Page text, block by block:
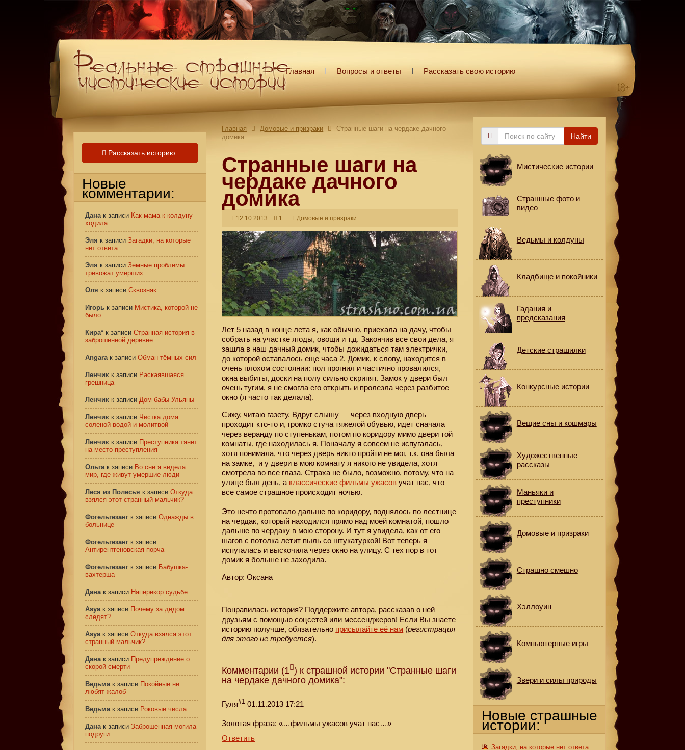
Главная Вопросы и ответы Рассказать свою историю
Главная Домовые и призраки
Странные шаги на чердаке дачного
домика
Странные шаги на
чердаке дачного
домика
12.10.2013 1 Домовые и призраки
Лет 5 назад в конце лета я, как обычно, приехала на дачу, чтобы
собрать на участке ягоды, овощи и т.д. Закончив все свои дела, я
зашла в наш дачный домик, чтобы дожидаться там электрички,
до которой оставалось еще часа 2. Домик, к слову, находится в
очень плохом состоянии: пол прогнил и частично провалился,
окна выбиты, доски на полу сильно скрипят. Замок у двери был
очень тугим, я не смогла его открыть и пролезла через разбитое
окно (я часто так делала).
Сижу, читаю газету. Вдруг слышу — через входную дверь
проходит кто-то и, громко стуча тяжелой обувью, идет сначала
через веранду по ступенькам, потом по коридору мимо двери той
комнаты, где находилась я. Поначалу я совсем не испугалась,
хотя понимала, что через дверь никто пройти не мог, т.к. она была
на замке, и у двери в мою комнату я никого не увидела, хотя
смотрела во все глаза. Страха не было, возможно, потому, что на
улице был день, а классические фильмы ужасов учат нас, что
все самое страшное происходит ночью.
Это нечто протопало дальше по коридору, поднялось по лестнице
на чердак, который находился прямо над моей комнатой, пошло
дальше по чердаку в мою сторону. И тут я увидела, как от его
шагов с потолка летит пыль со штукатуркой! Вот теперь я
испугалась и выскочила через окно на улицу. С тех пор в тот
домик я больше не заходила.
Автор: Оксана
Понравилась история? Поддержите автора, рассказав о ней
друзьям с помощью соцсетей или мессенджеров! Если Вы знаете
историю получше, обязательно присылайте её нам (регистрация
для этого не требуется).
Комментарии (1 ) к страшной истории "Странные шаги
на чердаке дачного домика":
Гуля#1 01.11.2013 17:21
Золотая фраза: «…фильмы ужасов учат нас…»
Ответить
Рассказать историю
Новые
комментарии:
Данак записи Как мама к колдуну
ходила
Эля к записи Загадки, на которые
нет ответа
Эля к записи Земные проблемы
тревожат умерших
Оля к записи Сквозняк
Игорь к записи Мистика, которой не
было
Кира* к записи Странная история в
заброшенной деревне
Angaraк записи Обман тёмных сил
Ленчик к записи Раскаявшаяся
грешница
Ленчик к записи Дом бабы Ульяны
Ленчик к записи Чистка дома
соленой водой и молитвой
Ленчик к записи Преступника тянет
на место преступления
Ольгак записи Во сне я видела
мир, где живут умершие люди
Леся из Полесья к записи Откуда
взялся этот странный мальчик?
Фогельгезанг к записи Однажды в
больнице
Фогельгезанг к записи
Антирентгеновская порча
Фогельгезанг к записи Бабушка-
вахтерша
Данак записи Наперекор судьбе
Asyaк записи Почему за дедом
следят?
Asyaк записи Откуда взялся этот
странный мальчик?
Данак записи Предупреждение о
скорой смерти
Ведьмак записи Покойные не
любят жалоб
Ведьмак записи Роковые числа
Данак записи Заброшенная могила
подруги
Поиск
Найти
Мистические истории
Страшные фото и
видео
Ведьмы и колдуны
Кладбище и покойники
Гадания и
предсказания
Детские страшилки
Конкурсные истории
Вещие сны и кошмары
Художественные
рассказы
Маньяки и
преступники
Домовые и призраки
Страшно смешно
Хэллоуин
Компьютерные игры
Звери и силы природы
Новые страшные
истории:
Загадки, на которые нет ответа